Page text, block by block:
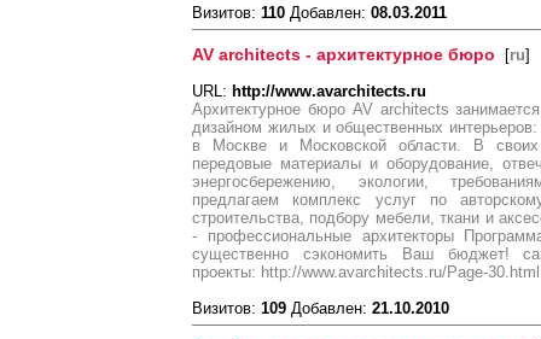
Визитов: 110 Добавлен: 08.03.2011
AV architects - архитектурное бюро [ru]
URL: http://www.avarchitects.ru
Архитектурное бюро AV architects
дизайном жилых и общественных
в Москве и Московской области. В
передовые материалы и оборудование,
энергосбережению, экологии,
предлагаем комплекс услуг по
строительства, подбору мебели, ткани и
- профессиональные архитекторы
существенно сэкономить Ваш бюджет!
проекты: http://www.avarchitects.ru/Page-30.html
Визитов: 109 Добавлен: 21.10.2010